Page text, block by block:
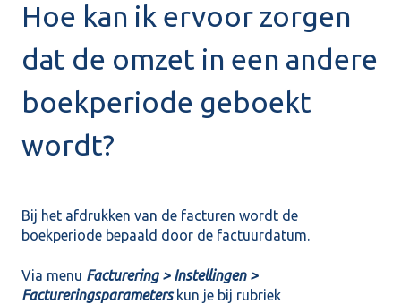
Hoe kan ik ervoor zorgen
dat de omzet in een andere
boekperiode geboekt
wordt?
Bij het afdrukken van de facturen wordt de
boekperiode bepaald door de factuurdatum.
Via menu Facturering > Instellingen >
Factureringsparameterskun je bij rubriek